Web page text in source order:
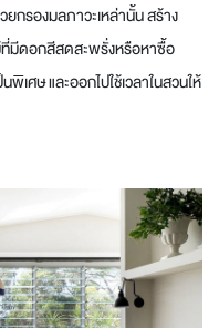
กรองมลภาวะเหล่านั้น สร้าง
ที่มีดอกสีสดสะพรั่งหรือหาซื้อ
เศษ และออกไปใช้เวลาในสวนให้